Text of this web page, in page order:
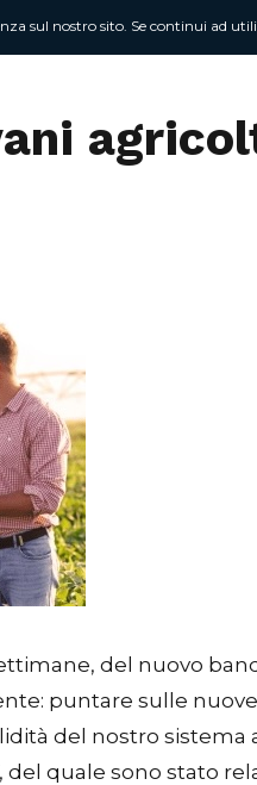
del nuovo
puntare sulle
del nostro
del quale sono stato
sul nostro sito. Se continui ad